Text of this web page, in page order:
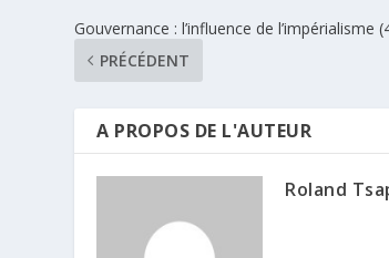
Gouvernance : l’influence de l’impérialisme
PRÉCÉDENT
A PROPOS DE L'AUTEUR
Roland